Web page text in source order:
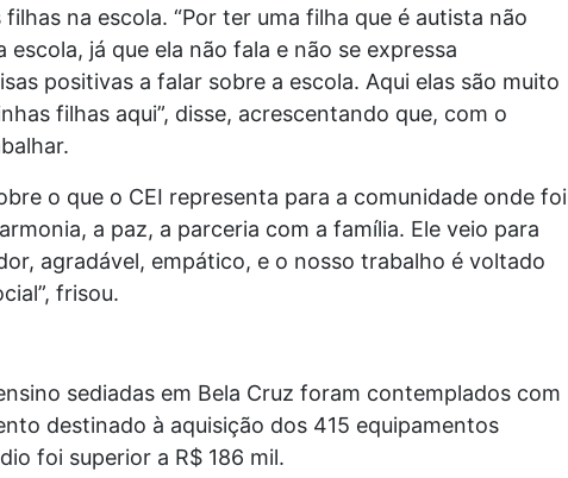
na escola. “Por ter uma filha que é autista não
já que ela não fala e não se expressa
positivas a falar sobre a escola. Aqui elas são muito
filhas aqui”, disse, acrescentando que, com o
o que o CEI representa para a comunidade onde foi
a paz, a parceria com a família. Ele veio para
agradável, empático, e o nosso trabalho é voltado
frisou.
sediadas em Bela Cruz foram contemplados com
destinado à aquisição dos 415 equipamentos
foi superior a R$ 186 mil.